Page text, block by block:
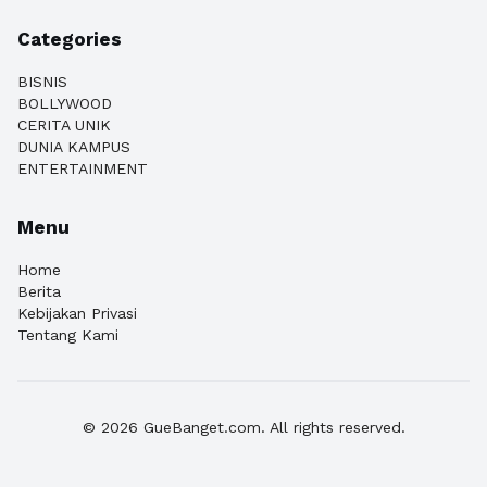
Categories
BISNIS
BOLLYWOOD
CERITA UNIK
DUNIA KAMPUS
ENTERTAINMENT
Menu
Home
Berita
Kebijakan Privasi
Tentang Kami
© 2026 GueBanget.com. All rights reserved.